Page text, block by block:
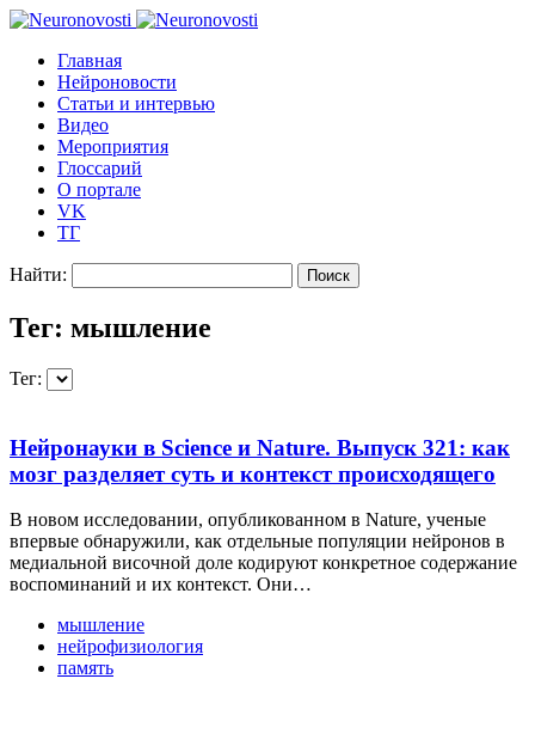
Главная
Нейроновости
Статьи и интервью
Видео
Мероприятия
Глоссарий
О портале
VK
ТГ
Найти:
Тег: мышление
Тег:
Нейронауки в Science и Nature. Выпуск 321: как
мозг разделяет суть и контекст происходящего
В новом исследовании, опубликованном в Nature, ученые
впервые обнаружили, как отдельные популяции нейронов в
медиальной височной доле кодируют конкретное содержание
воспоминаний и их контекст. Они…
мышление
нейрофизиология
память